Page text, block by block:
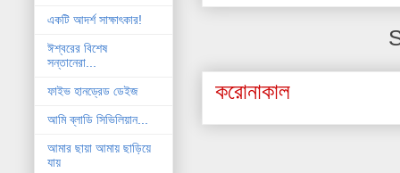
করোনাকাল
একটি আদর্শ সাক্ষাৎকার!
ঈশ্বরের বিশেষ
সন্তানেরা...
ফাইভ হানড্রেড ডেইজ
আমি ব্লাডি সিভিলিয়ান...
আমার ছায়া আমায় ছাড়িয়ে
যায়